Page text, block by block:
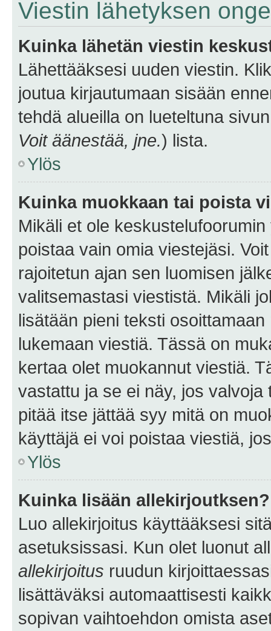
Viestin lähetyksen
Kuinka lähetän viestin
Lähettääksesi uuden viestin.
joutua kirjautumaan sisään
tehdä alueilla on lueteltuna
Voit äänestää, jne.) lista.
Ylös
Kuinka muokkaan tai poista
Mikäli et ole
poistaa vain omia viestejäsi.
rajoitetun ajan sen luomisen
valitsemastasi viestistä. Mikäli
lisätään pieni teksti
lukemaan viestiä. Tässä on
kertaa olet muokannut viestiä.
vastattu ja se ei näy, jos
pitää itse jättää syy mitä on
käyttäjä ei voi poistaa viestiä,
Ylös
Kuinka lisään allekirjoutksen?
Luo allekirjoitus käyttääksesi
asetuksissasi. Kun olet luonut
allekirjoitus ruudun
lisättäväksi automaattisesti
sopivan vaihtoehdon omista